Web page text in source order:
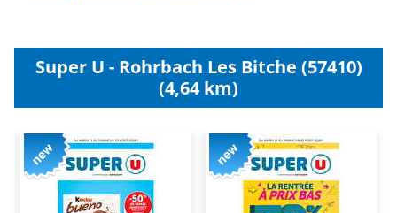
Super U - Rohrbach Les Bitche (57410)
(4,64 km)